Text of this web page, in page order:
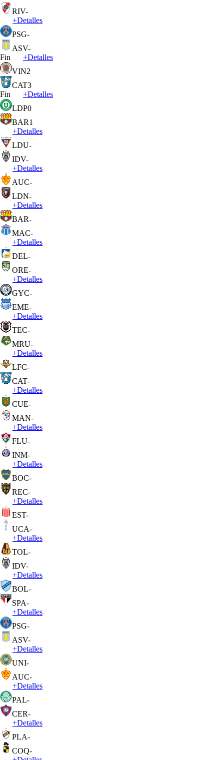
RIV-
+Detalles
PSG-
ASV-
Fin
+Detalles
VIN2
CAT3
Fin
+Detalles
LDP0
BAR1
+Detalles
LDU-
IDV-
+Detalles
AUC-
LDN-
+Detalles
BAR-
MAC-
+Detalles
DEL-
ORE-
+Detalles
GYC-
EME-
+Detalles
TEC-
MRU-
+Detalles
LFC-
CAT-
+Detalles
CUE-
MAN-
+Detalles
FLU-
INM-
+Detalles
BOC-
REC-
+Detalles
EST-
UCA-
+Detalles
TOL-
IDV-
+Detalles
BOL-
SPA-
+Detalles
PSG-
ASV-
+Detalles
UNI-
AUC-
+Detalles
PAL-
CER-
+Detalles
PLA-
COQ-